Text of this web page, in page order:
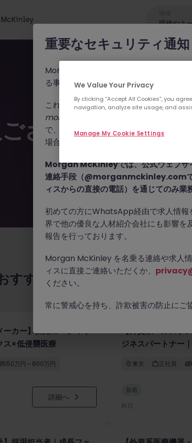
ざいません。
お探しの求人は掲載が終
すすめの求人
ーカー】採用コーディネ
ス×低侵襲医療
550万円～800万円
詳細へ
【外資系ヘルスケ
ジネスパートナー
東京 正社員
新着
昨日
重要なセキュリティ通知
Morgan McKinleyのブランドやコンサル
る事例が報告されています。
これらの詐欺行為では偽のウェブサイト
morganmckinleyhire.com
）を使用
で、WhatsApp などのメッセージアプリ
場合によっては前払い金を請求しています
Morgan McKinleyでは、公式ウェブサ
連絡手段（@morganmckinley.comで
ィスからの直接の電話）を通じてのみ業
初めての方にWhatsApp経由で求人情報
界で他の優良な人材紹介会社にも影響
報告を行っております。
Morgan McKinley を名乗る連絡や求人
ィスに直接ご連絡いただくか、
ください。
常に警戒心を持ち、詐欺被害の防止にご
We Value Your Privacy
By clicking “Accept All Cookies”, you
navigation, analyze site usage, and
Manage My Cookie Settings